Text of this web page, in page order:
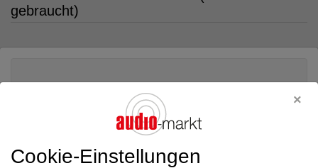
gebraucht)
Cookie-Einstellungen